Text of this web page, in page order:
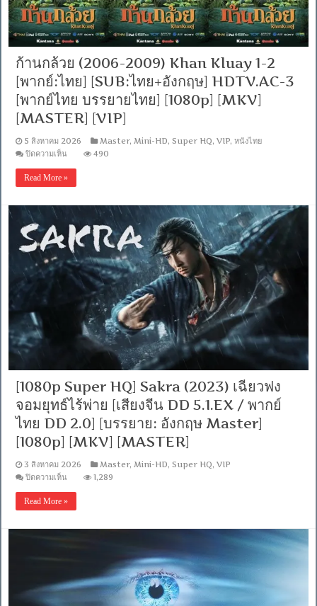
อังกฤษ
DTS:
5.1
/
พากย์
ไทย
DD
5.1
Blu-
Master]
ไทย-
อังกฤษ
Master]
[MKV]
[MASTER]
ก้านกล้วย (2006-2009) Khan Kluay 1-2
[พากย์:ไทย] [SUB:ไทย+อังกฤษ] HDTV.AC-3
[พากย์ไทย บรรยายไทย] [1080p] [MKV]
[MASTER] [VIP]
5 สิงหาคม 2026 Master,Mini-HD,Super HQ,VIP,หนังไทย
ปิดความเห็นบน
กล้วย
(2006-
Kluay
1-
2
[พากย์:ไทย]
[SUB:ไทย+อังกฤษ]
HDTV.AC-
[พากย์
บรรยาย
ไทย]
[1080p]
490
Read More »
[1080p Super HQ] Sakra (2023) เฉียวฟง
จอมยุทธ์ไร้พ่าย [เสียงจีน DD 5.1.EX / พากย์
ไทย DD 2.0] [บรรยาย: อังกฤษ Master]
[1080p] [MKV] [MASTER]
3 สิงหาคม 2026 Master,Mini-HD,Super HQ,VIP
ปิดความเห็นบน
HQ]
(2023)
ยุทธ์
ไร้
1,289
Read More »